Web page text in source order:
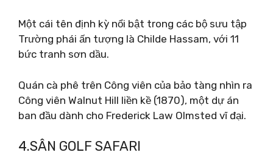
Một cái tên định kỳ nổi bật trong các bộ sưu tập
Trường phái ấn tượng là Childe Hassam, với 11
bức tranh sơn dầu.
Quán cà phê trên Công viên của bảo tàng nhìn ra
Công viên Walnut Hill liền kề (1870), một dự án
ban đầu dành cho Frederick Law Olmsted vĩ đại.
4.SÂN GOLF SAFARI